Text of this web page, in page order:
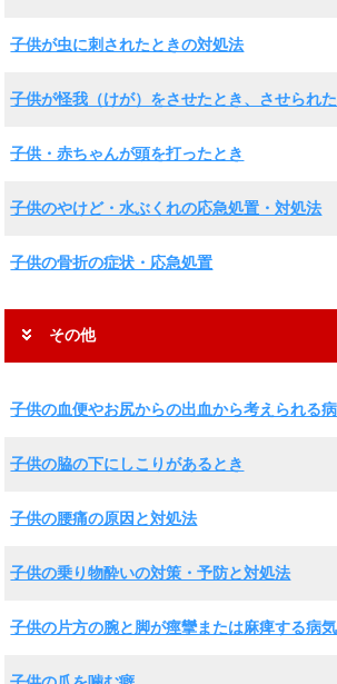
子供が虫に刺されたときの対処法
子供が怪我（けが）をさせたとき、させられ
子供・赤ちゃんが頭を打ったとき
子供のやけど・水ぶくれの応急処置・対処法
子供の骨折の症状・応急処置
その他
子供の血便やお尻からの出血から考えられる
子供の脇の下にしこりがあるとき
子供の腰痛の原因と対処法
子供の乗り物酔いの対策・予防と対処法
子供の片方の腕と脚が痙攣または麻痺する病気